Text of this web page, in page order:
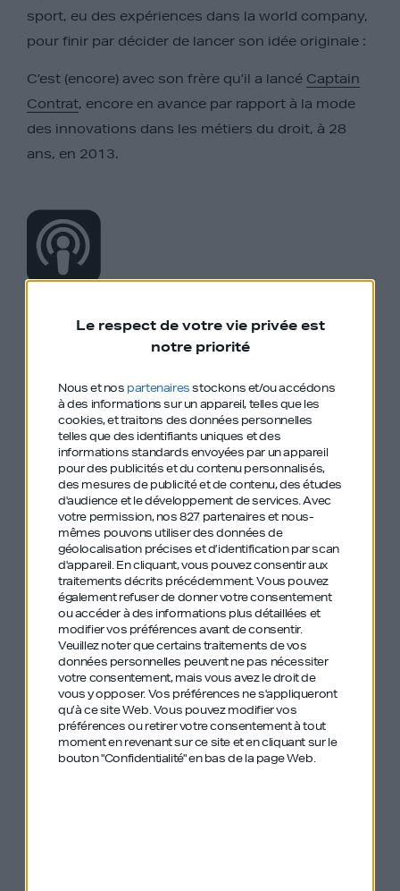
Le respect de votre vie privée est
notre priorité
Nous et nos partenairesstockons et/ou accédons
à des informations sur un appareil, telles que les
cookies, et traitons des données personnelles
telles que des identifiants uniques et des
informations standards envoyées par un appareil
pour des publicités et du contenu personnalisés,
des mesures de publicité et de contenu, des études
d'audience et le développement de services.Avec
votre permission, nos 827 partenaires et nous-
mêmes pouvons utiliser des données de
géolocalisation précises et d’identification par scan
d'appareil. En cliquant, vous pouvez consentir aux
traitements décrits précédemment. Vous pouvez
également refuser de donner votre consentement
ou accéder à des informations plus détaillées et
modifier vos préférences avant de consentir.
Veuillez noter que certains traitements de vos
données personnelles peuvent ne pas nécessiter
votre consentement, mais vous avez le droit de
vous y opposer. Vos préférences ne s'appliqueront
qu’à ce site Web. Vous pouvez modifier vos
préférences ou retirer votre consentement à tout
moment en revenant sur ce site et en cliquant sur le
bouton "Confidentialité" en bas de la page Web.
sport, eu des expériences dans la world company,
pour finir par décider de lancer son idée originale :
C’est (encore) avec son frère qu’il a lancé Captain
Contrat, encore en avance par rapport à la mode
des innovations dans les métiers du droit, à 28
ans, en 2013.
Le podcast GDIY en intégralité sur Spotify
Le podcast GDIY en intégralité sur Deezer